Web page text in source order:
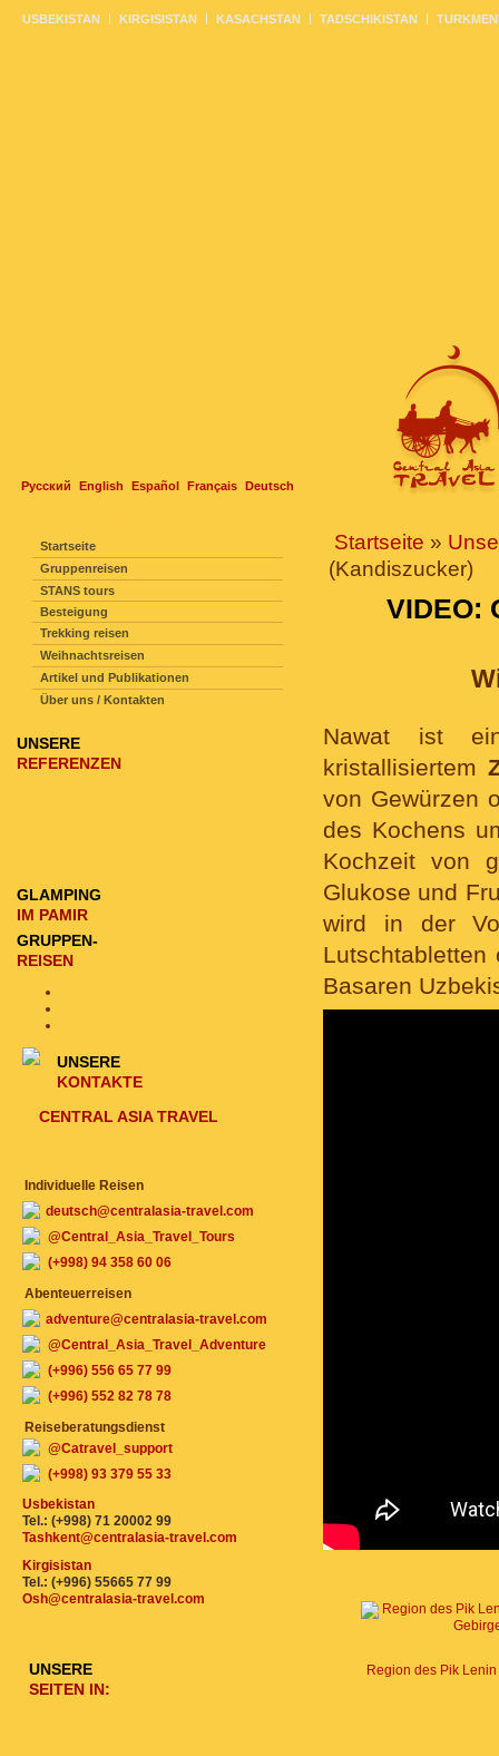
Русский English Español Français Deutsch
USBEKISTAN KIRGISISTAN KASACHSTAN TADSCHIKISTAN
Startseite »
(Kandiszucker)
VIDEO:
Nawat ist
kristallisiertem
von Gewürzen
des Kochens
Kochzeit von
Glukose und
wird in der
Basaren
Startseite
Gruppenreisen
STANS tours
Besteigung
Trekking reisen
Weihnachtsreisen
Artikel und Publikationen
Über uns / Kontakten
UNSERE
REFERENZEN
GLAMPING
IM PAMIR
GRUPPEN-
REISEN
UNSERE
KONTAKTE
CENTRAL ASIA TRAVEL
Individuelle Reisen
deutsch@centralasia-travel.com
@Central_Asia_Travel_Tours
(+998) 94 358 60 06
Abenteuerreisen
adventure@centralasia-travel.com
@Central_Asia_Travel_Adventure
(+996) 556 65 77 99
(+996) 552 82 78 78
Reiseberatungsdienst
@Catravel_support
(+998) 93 379 55 33
Usbekistan
Tel.: (+998) 71 20002 99
Tashkent@centralasia-travel.com
Kirgisistan
Tel.: (+996) 55665 77 99
Osh@centralasia-travel.com
UNSERE
SEITEN IN: